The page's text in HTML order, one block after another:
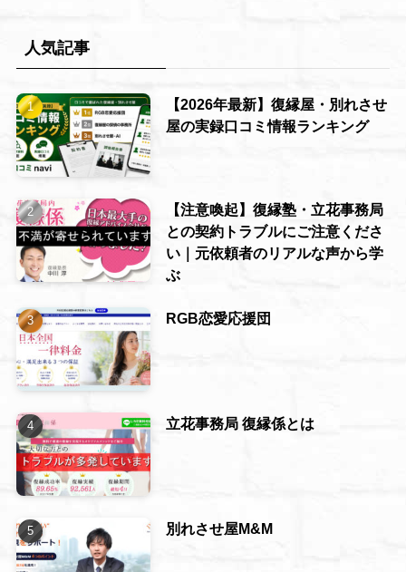
人気記事
【2026年最新】復縁屋・別れさせ
屋の実録口コミ情報ランキング
【注意喚起】復縁塾・立花事務局
との契約トラブルにご注意くださ
い｜元依頼者のリアルな声から学
ぶ
RGB恋愛応援団
立花事務局 復縁係とは
別れさせ屋M&M